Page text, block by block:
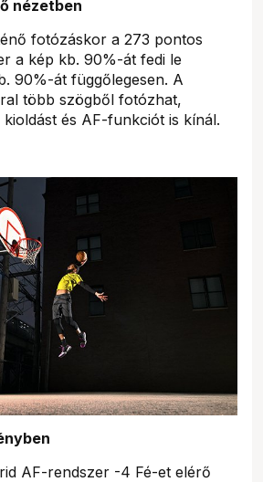
nézetben
fotózáskor a 273 pontos
a kép kb. 90%-át fedi le
90%-át függőlegesen. A
több szögből fotózhat,
kioldást és AF-funkciót is kínál.
AF-rendszer -4 Fé-et elérő